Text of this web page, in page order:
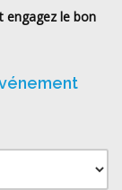
engagez le bon